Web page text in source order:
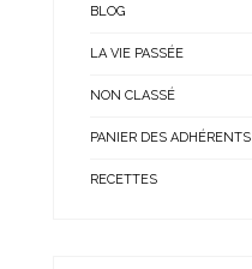
BLOG
LA VIE PASSÉE
NON CLASSÉ
PANIER DES ADHÉRENTS
RECETTES